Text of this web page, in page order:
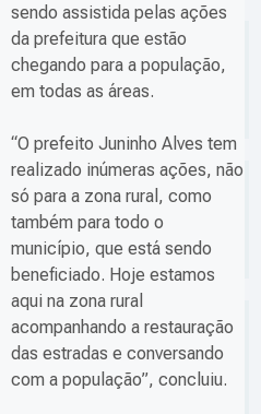
sendo assistida pelas ações
da prefeitura que estão
chegando para a população,
em todas as áreas.
“O prefeito Juninho Alves tem
realizado inúmeras ações, não
só para a zona rural, como
também para todo o
município, que está sendo
beneficiado. Hoje estamos
aqui na zona rural
acompanhando a restauração
das estradas e conversando
com a população”, concluiu.